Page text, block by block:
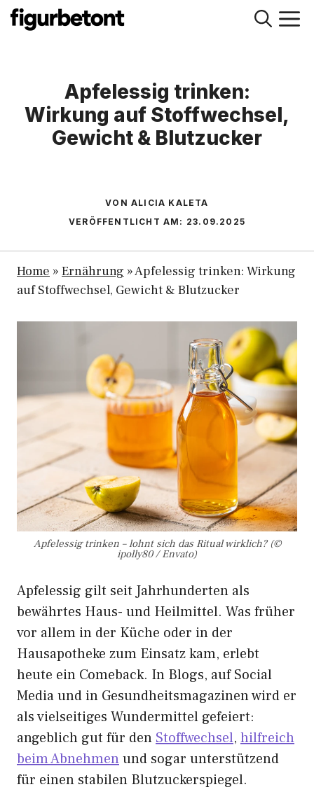
Zum
Inhalt
Apfelessig trinken:
Wirkung auf Stoffwechsel,
Gewicht & Blutzucker
VON ALICIA KALETA
VERÖFFENTLICHT AM: 23.09.2025
Home » Ernährung »Apfelessig trinken: Wirkung
auf Stoffwechsel, Gewicht & Blutzucker
Apfelessig trinken – lohnt sich das Ritual wirklich? (©
ipolly80 / Envato)
Apfelessig gilt seit Jahrhunderten als
bewährtes Haus- und Heilmittel. Was früher
vor allem in der Küche oder in der
Hausapotheke zum Einsatz kam, erlebt
heute ein Comeback. In Blogs, auf Social
Media und in Gesundheitsmagazinen wird er
als vielseitiges Wundermittel gefeiert:
angeblich gut für den Stoffwechsel, hilfreich
beim Abnehmenund sogar unterstützend
für einen stabilen Blutzuckerspiegel.